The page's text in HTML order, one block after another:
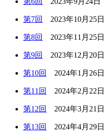
第7回 2023年10月25日
第8回 2023年11月25日
第9回 2023年12月20日
第10回 2024年1月26日
第11回 2024年2月22日
第12回 2024年3月21日
第13回 2024年4月29日